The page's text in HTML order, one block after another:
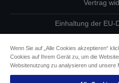
Vertrag
Einhaltung der EU-
Informationen
Wenn Sie auf „Alle Cookies akzeptieren“
Cookies auf Ihrem Gerät zu, um die
Websitenutzung zu analysieren und unsere